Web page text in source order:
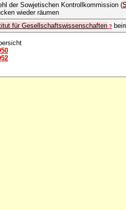
der Sowjetischen Kontrollkommission (
wieder räumen
für Gesellschaftswissenschaften ?